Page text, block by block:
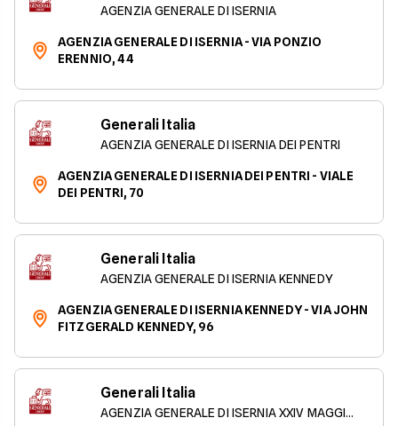
AGENZIA GENERALE DI ISERNIA
AGENZIA GENERALE DI ISERNIA - VIA PONZIO
ERENNIO, 44
Generali Italia
AGENZIA GENERALE DI ISERNIA DEI PENTRI
AGENZIA GENERALE DI ISERNIA DEI PENTRI - VIALE
DEI PENTRI, 70
Generali Italia
AGENZIA GENERALE DI ISERNIA KENNEDY
AGENZIA GENERALE DI ISERNIA KENNEDY - VIA JOHN
FITZGERALD KENNEDY, 96
Generali Italia
AGENZIA GENERALE DI ISERNIA XXIV MAGGIO